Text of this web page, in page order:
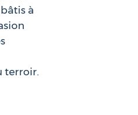
bâtis à
terroir.